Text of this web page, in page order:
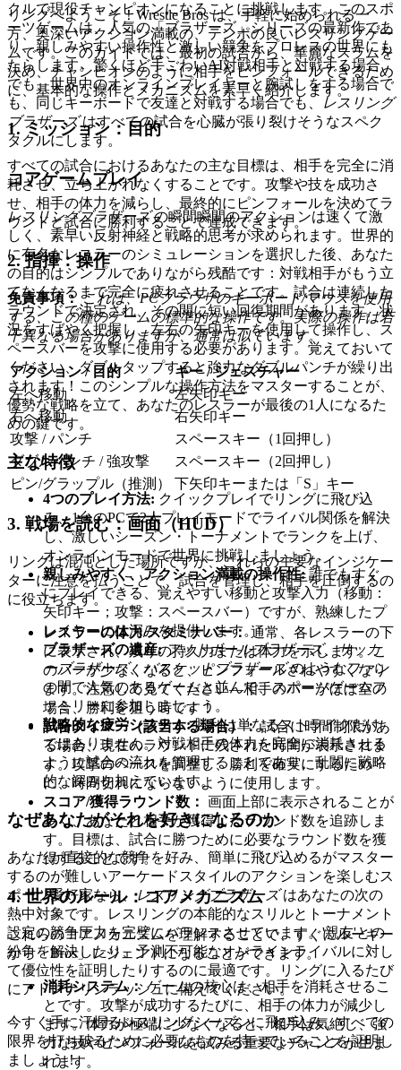
クルで現役チャンピオンになることに挑戦します。このスポ
ーツゲームは、人気の「ブラザーズ」シリーズの最新作であ
り、親しみやすい操作性と激しい競争をプロレスの世界にも
たらします。驚くほど手ごわいAI対戦相手と対戦する場合
でも、世界中のオンラインプレイヤーと腕試しをする場合で
も、同じキーボードで友達と対戦する場合でも、
レスリング
ブラザーズはすべての試合を心臓が張り裂けそうなスペク
タクルにします。
コアゲームプレイ
レスリングブラザーズの瞬間瞬間のアクションは速くて激
しく、素早い反射神経と戦略的思考が求められます。世界的
に有名なレスラーのシミュレーションを選択した後、あなた
の目的はシンプルでありながら残酷です：対戦相手がもう立
てなくなるまで完全に疲れさせることです。試合は連続した
ラウンドで決定され、その間に短い回復期間があります。状
況をすばやく把握し、左右の矢印キーを使用して操作し、ス
ペースバーを攻撃に使用する必要があります。覚えておいて
ください、ダブルタップすると強力なダブルパンチが繰り出
されます！このシンプルな操作方法をマスターすることが、
優勢な戦略を立て、あなたのレスラーが最後の1人になるた
めの鍵です。
主な特徴
4つのプレイ方法: クイックプレイでリングに飛び込
み、1台のPCで2人プレイモードでライバル関係を解決
し、激しいシーズン・トーナメントでランクを上げ、
オンラインモードで世界に挑戦しましょう。
親しみやすく、アクション満載の操作性:誰でもすぐ
にプレイできる、覚えやすい移動と攻撃入力（移動：
矢印キー；攻撃：スペースバー）ですが、熟練したプ
レイヤーには深みを提供します。
ブラザーズの遺産: フットボールブラザーズ、サッカ
ーブラザーズ、 バスケットブラザーズのようなファン
の間で人気のあるゲームと並んで、スポーツゲームフ
ァミリーに参加しましょう。
戦略的な疲労システム:勝利は単なるストライクだけ
ではありません。対戦相手の体力を完全に消耗させる
ように試合の流れを管理することであり、乱闘に戦略
的な深みを加えています。
なぜあなたがそれを好きになるのか
あなたが直接的な競争を好み、簡単に飛び込めるがマスター
するのが難しいアーケードスタイルのアクションを楽しむス
ポーツ愛好家なら、レスリングブラザーズはあなたの次の
熱中対象です。レスリングの本能的なスリルとトーナメント
設定の競争圧力を完璧にバランスさせています。'親友'との
紛争を解決したり、予測不可能なオンラインライバルに対し
て優位性を証明したりするのに最適です。リングに入るたび
にアドレナリンラッシュに備えてください。
今すぐ手に汗握るレスリングシーズンに飛び込み、すべての
限界を打ち破るために必要なものを持っていることを証明し
ましょう！
リングへようこそ！Wrestle Bros は、手軽に始められる一
方、奥深いアクション満載の、テンポの良いレスリングゲー
ムです。このガイドでは、最初の試合から、華麗なスラムを
決め、チャンピオンのように相手をピンフォールできるため
に、基本的な操作とメカニズムを素早く紹介します。
1. ミッション：目的
すべての試合におけるあなたの主な目標は、相手を完全に消
耗させ、立ち上がれなくすることです。攻撃や技を成功さ
せ、相手の体力を減らし、最終的にピンフォールを決めてラ
ウンドと試合に勝利することで達成できます。
2. 指揮：操作
免責事項： これは、PCブラウザのキーボード/マウスを使用
する、この種のゲームの標準的な操作です。実際の操作は若
干異なる場合がありますが、通常は似ています。
アクション / 目的
キー / ジェスチャー
左へ移動
左矢印キー
右へ移動
右矢印キー
攻撃 / パンチ
スペースキー（1回押し）
ダブルパンチ / 強攻撃
スペースキー（2回押し）
ピン/グラップル（推測）
下矢印キーまたは「S」キー
3. 戦場を読む：画面（HUD）
リングは混沌とした場所ですが、これらの主要なインジケー
ターに注意を払うことで、試合を管理し、相手を圧倒するの
に役立ちます。
レスラーの体力/スタミナバー：通常、各レスラーの下
に表示され、残りの持久力または体力を示します。こ
のバーが少なくなると、ピンフォールされやすくなり
ます。注意して見てください—相手のバーがほぼ空の
場合、勝利を狙う時です！
試合タイマー（該当する場合）：試合に時間制限があ
る場合、現在のラウンドに残された時間が表示されま
す。攻撃のペースを調整し、勝利を確実にするため
に、時間切れにならないように使用します。
スコア/獲得ラウンド数： 画面上部に表示されることが
多く、あなたと相手が獲得したラウンド数を追跡しま
す。目標は、試合に勝つために必要なラウンド数を獲
得することです。
4. 世界のルール：コアメカニズム
これらのコアメカニズムを理解することで、すぐにルーキー
から「Bros」レジェンドになることができます。
消耗システム：ゲームの核心は、相手を消耗させるこ
とです。攻撃が成功するたびに、相手の体力が減少し
ます。体力が極端に少なくなると、相手は気絶し、強
力な技やピンフォールを試みる重要なチャンスが生ま
れます。